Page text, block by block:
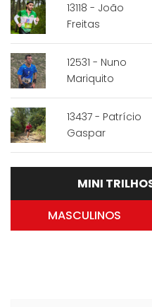
13118 - João
Freitas
12531 - Nuno
Mariquito
13437 - Patrício
Gaspar
MINI
MASCULINOS